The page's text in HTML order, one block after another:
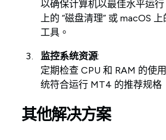
以确保计算机以最佳水平运
上的 “磁盘清理” 或 macOS
工具。
监控系统资源:
定期检查 CPU 和 RAM 的使
统符合运行 MT4 的推荐规格
其他解决方案